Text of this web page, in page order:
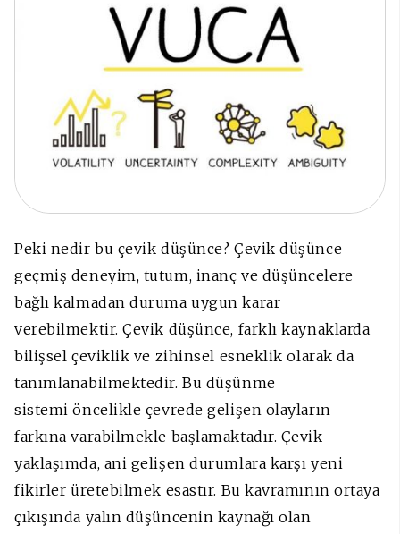
Peki nedir bu çevik düşünce? Çevik düşünce
geçmiş deneyim, tutum, inanç ve düşüncelere
bağlı kalmadan duruma uygun karar
verebilmektir. Çevik düşünce, farklı kaynaklarda
bilişsel çeviklik ve zihinsel esneklik olarak da
tanımlanabilmektedir. Bu düşünme
sistemi öncelikle çevrede gelişen olayların
farkına varabilmekle başlamaktadır. Çevik
yaklaşımda, ani gelişen durumlara karşı yeni
fikirler üretebilmek esastır. Bu kavramının ortaya
çıkışında yalın düşüncenin kaynağı olan